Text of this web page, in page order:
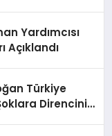
Yardımcısı
Açıklandı
Türkiye
Direncini